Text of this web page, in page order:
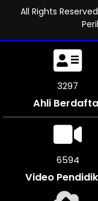
All Rights
3648
Ahli
7296
Video